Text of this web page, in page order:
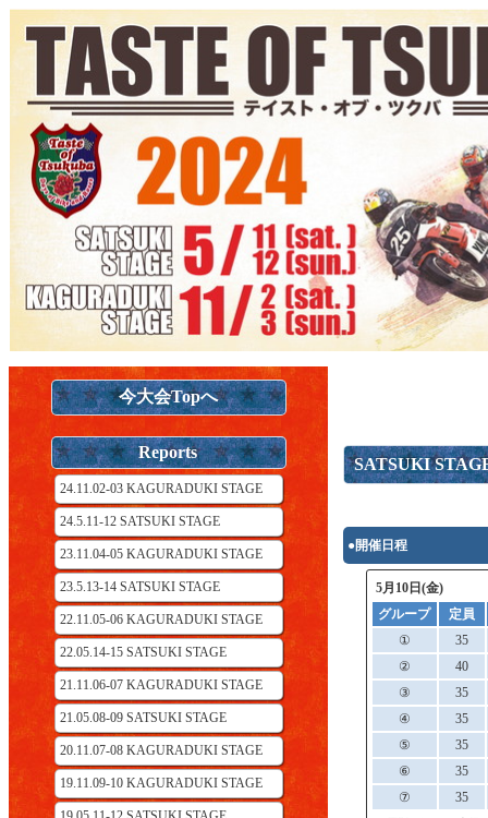
今大会Topへ
Reports
24.11.02-03 KAGURADUKI STAGE
24.5.11-12 SATSUKI STAGE
23.11.04-05 KAGURADUKI STAGE
23.5.13-14 SATSUKI STAGE
22.11.05-06 KAGURADUKI STAGE
22.05.14-15 SATSUKI STAGE
21.11.06-07 KAGURADUKI STAGE
21.05.08-09 SATSUKI STAGE
20.11.07-08 KAGURADUKI STAGE
19.11.09-10 KAGURADUKI STAGE
SATSUKI
●開催日程
5月10日(金)
グループ
定員
①
35
②
40
③
35
④
35
⑤
35
⑥
35
⑦
35